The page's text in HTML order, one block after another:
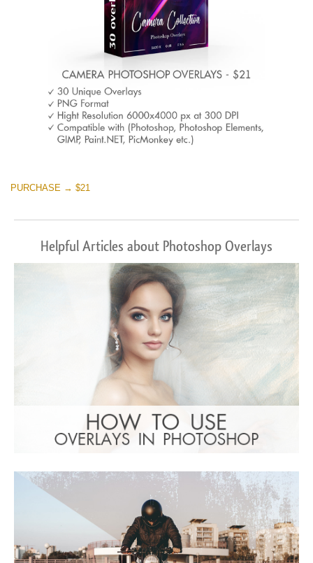
PURCHASE → $21
Helpful Articles about Photoshop Overlays